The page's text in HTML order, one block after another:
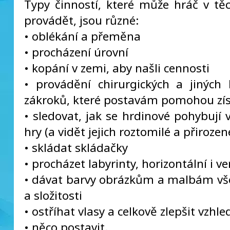
Typy činností, které může hráč v
provádět, jsou různé:
• oblékání a přeměna
• procházení úrovní
• kopání v zemi, aby našli cennosti
• provádění chirurgických a jiných
zákroků, které postavám pomohou
• sledovat, jak se hrdinové pohybují
hry (a vidět jejich roztomilé a
• skládat skládačky
• procházet labyrinty, horizontální i
• dávat barvy obrázkům a malbám
a složitosti
• ostříhat vlasy a celkově zlepšit